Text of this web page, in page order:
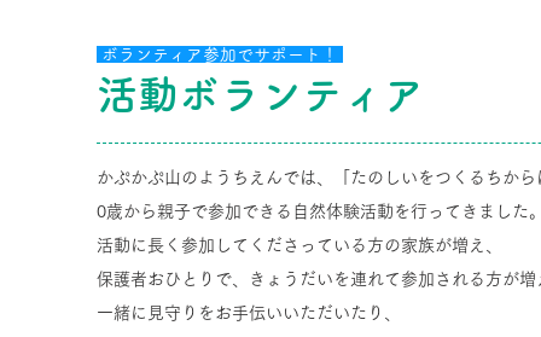
ボランティア参加でサポート！
活動ボランティア
かぷかぷ山のようちえんでは、「たのしいをつくるちか
0歳から親子で参加できる自然体験活動を行ってきました
活動に長く参加してくださっている方の家族が増え、
保護者おひとりで、
きょうだいを連れて参加される方が
一緒に見守りをお手伝いいただいたり、